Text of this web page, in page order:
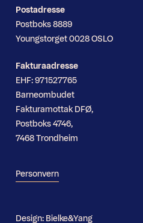
Postadresse
Postboks 8889
Youngstorget 0028 OSLO
Fakturaadresse
EHF: 971527765
Barneombudet
Fakturamottak DFØ,
Postboks 4746,
7468 Trondheim
Personvern
Design: Bielke&Yang